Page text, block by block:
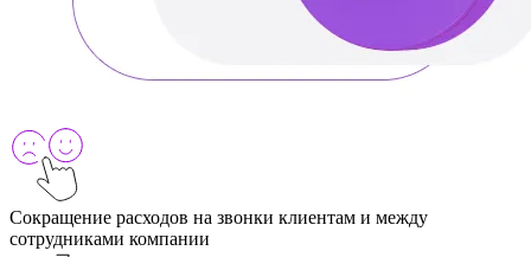
Сокращение расходов на звонки клиентам и между
сотрудниками компании